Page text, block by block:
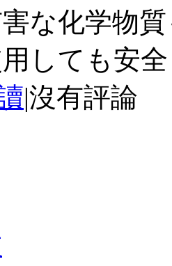
な化学物
しても安全
|沒有評論